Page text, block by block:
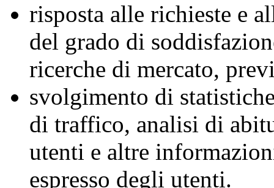
risposta alle richieste e
del grado di
ricerche di mercato,
svolgimento di
di traffico, analisi di
utenti e altre
espresso degli utenti.